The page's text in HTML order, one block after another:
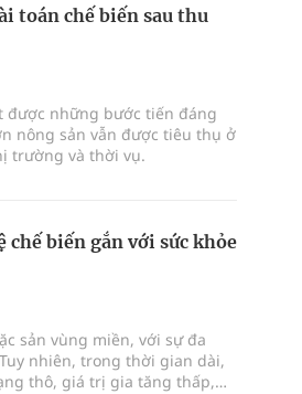
toán chế biến sau thu
được những bước tiến đáng
nông sản vẫn được tiêu thụ ở
trường và thời vụ.
chế biến gắn với sức khỏe
sản vùng miền, với sự đa
nhiên, trong thời gian dài,
thô, giá trị gia tăng thấp,